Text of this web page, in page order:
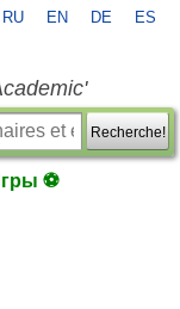
RU EN DE ES
Recherche!
⚽